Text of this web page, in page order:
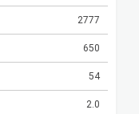
2777
650
54
2.0